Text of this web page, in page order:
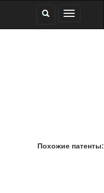
Похожие патенты: